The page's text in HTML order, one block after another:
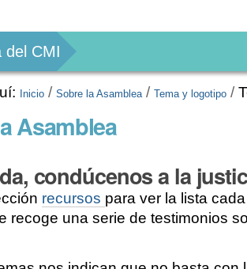
del CMI
Inicio /Sobre la Asamblea /Tema y logotipo /
Asamblea
condúcenos a la
recursos para ver la lista
recoge una serie de testimonios